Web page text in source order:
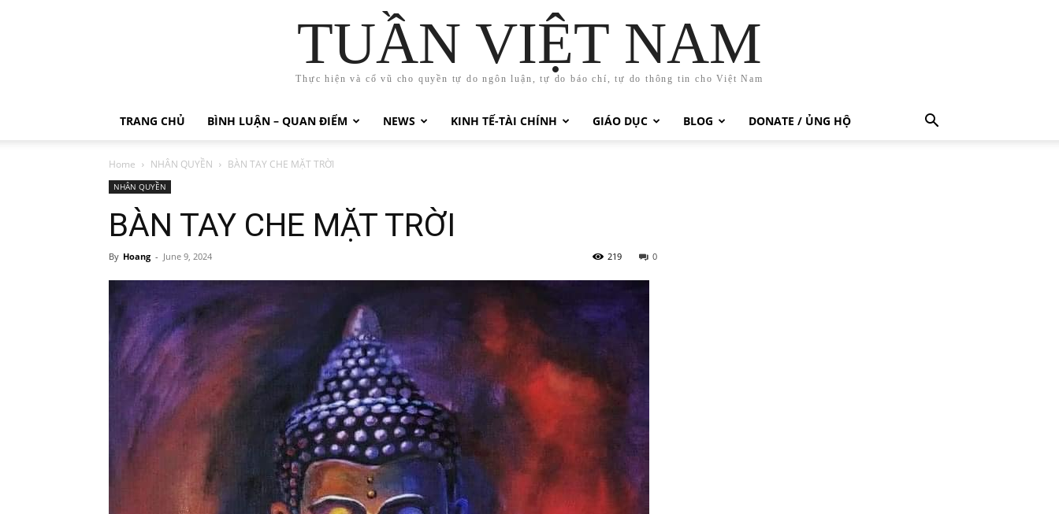
TUẦN VIỆT NAM
Thực hiện và cổ vũ cho quyền tự do ngôn luận, tự do báo chí, tự do thông tin cho Việt Nam
TRANG CHỦ BÌNH LUẬN – QUAN ĐIỂM NEWS KINH TẾ-TÀI CHÍNH GIÁO DỤC BLOG DONATE / ỦNG HỘ
Home NHÂN QUYỀN BÀN TAY CHE MẶT TRỜI
NHÂN QUYỀN
BÀN TAY CHE MẶT TRỜI
By Hoang - June 9, 2024 0
219